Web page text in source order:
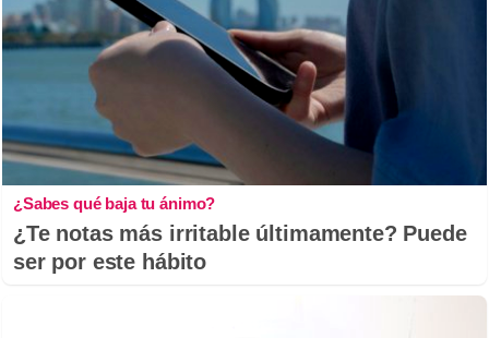
¿Sabes qué baja tu ánimo?
¿Te notas más irritable últimamente? Puede
ser por este hábito